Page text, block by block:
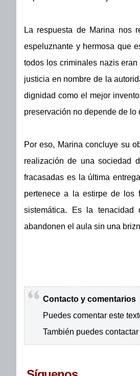
La respuesta de Marina nos
espeluznante y hermosa que
todos los criminales nazis
justicia en nombre de la
dignidad como el mejor
preservación no depende de
Por eso, Marina concluye su
realización de una sociedad
fracasadas es la última
pertenece a la estirpe de los
sistemática. Es la
abandonen el aula sin una
Contacto y comentarios
Puedes comentar este
También puedes